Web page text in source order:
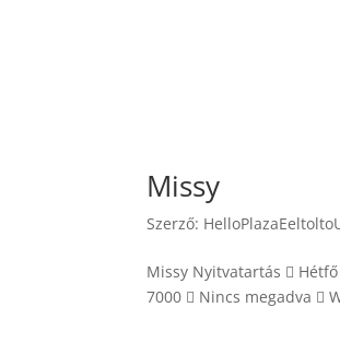
Missy
Szerző:
Missy Nyitvatartás 
7000  Nincs megadva 